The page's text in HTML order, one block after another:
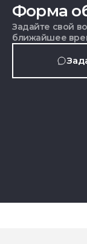
Форма
Задайте свой
ближайшее